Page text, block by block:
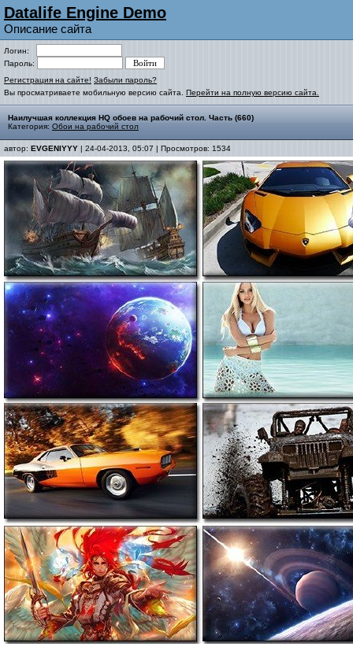
Datalife Engine Demo
Описание сайта
Логин:
Пароль:
Регистрация на сайте! Забыли пароль?
Вы просматриваете мобильную версию сайта. Перейти на полную версию сайта.
Наилучшая коллекция HQ обоев на рабочий стол. Часть (660)
Категория: Обои на рабочий стол
автор: EVGENIYYY | 24-04-2013, 05:07 | Просмотров: 1534